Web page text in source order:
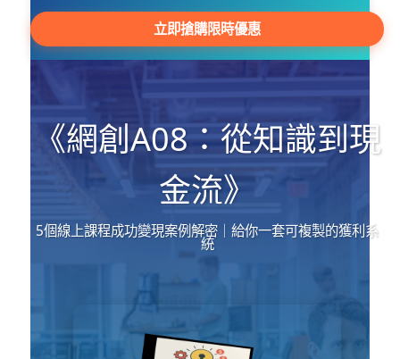
立即搶購限時優惠
《網創A08：從知識到現
金流》
5個線上課程成功變現案例解密｜給你一套可複製的獲利系
統